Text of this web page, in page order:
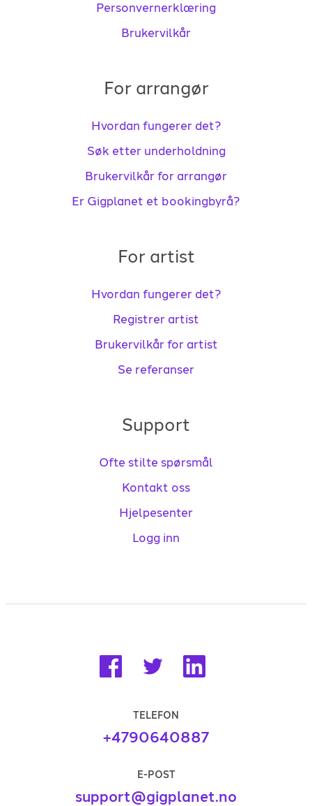
Personvernerklæring
Brukervilkår
For arrangør
Hvordan fungerer det?
Søk etter underholdning
Brukervilkår for arrangør
Er Gigplanet et bookingbyrå?
For artist
Hvordan fungerer det?
Registrer artist
Brukervilkår for artist
Se referanser
Support
Ofte stilte spørsmål
Kontakt oss
Hjelpesenter
Logg inn
TELEFON
+4790640887
E-POST
support@gigplanet.no